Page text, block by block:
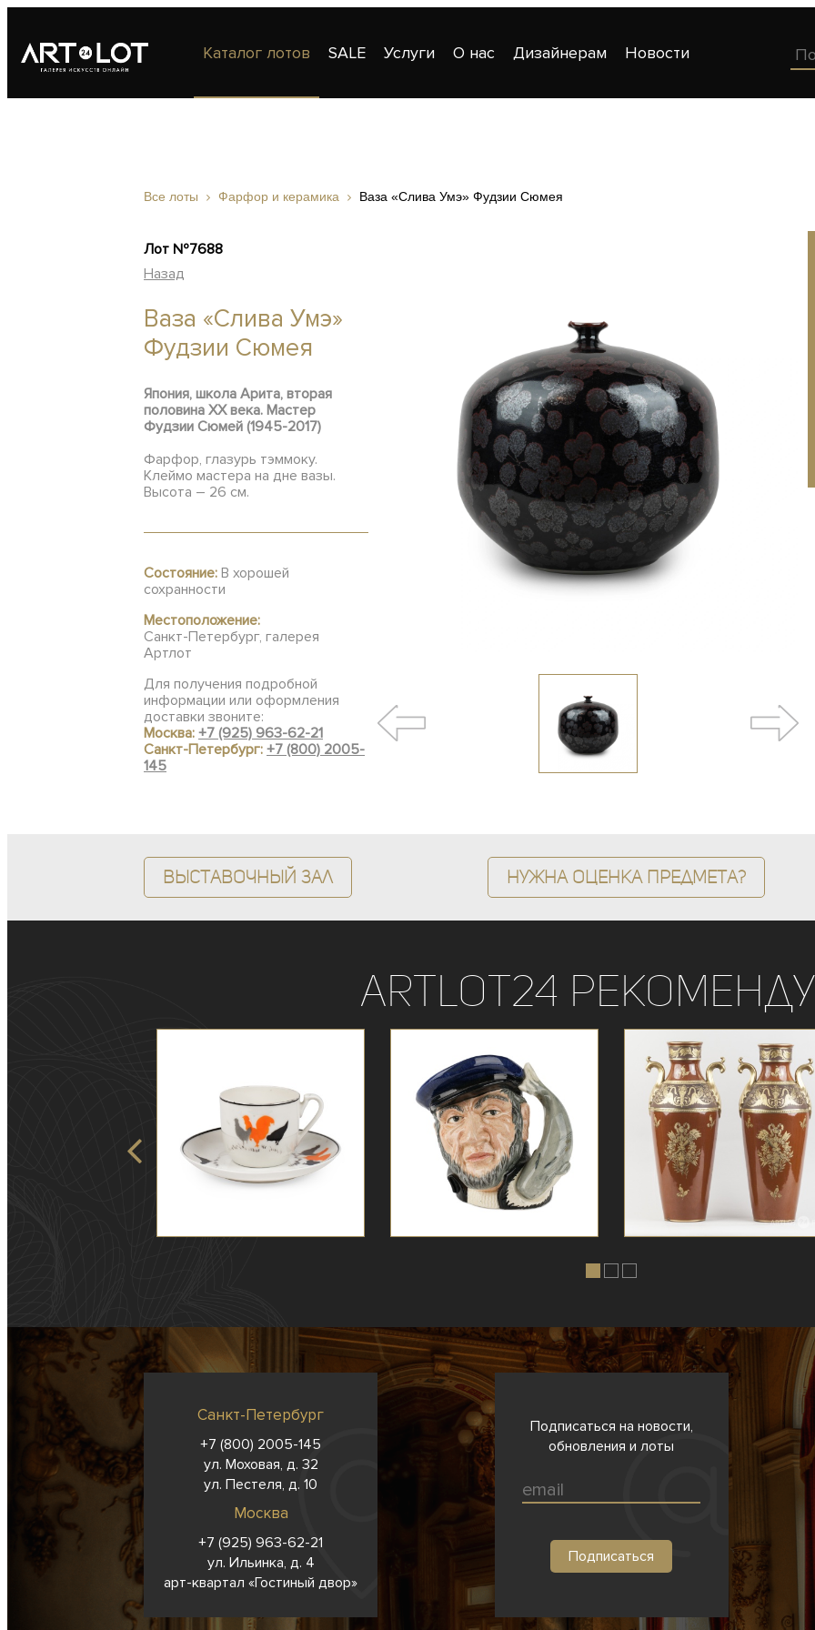
Каталог лотов SALE Услуги О нас Дизайнерам Новости
Все лоты Фарфор и керамика Ваза «Слива Умэ» Фудзии Сюмея
Лот №7688
Назад
Ваза «Слива Умэ»
Фудзии Сюмея
Япония, школа Арита, вторая
половина XX века. Мастер
Фудзии Сюмей (1945-2017)
Фарфор, глазурь тэммоку.
Клеймо мастера на дне вазы.
Высота – 26 см.
Состояние: В хорошей
сохранности
Местоположение:
Санкт-Петербург, галерея
Артлот
Для получения подробной
информации или оформления
доставки звоните:
Москва: +7 (925) 963-62-21
Санкт-Петербург: +7 (800) 2005-
145
Выставочный зал Нужна оценка предмета?
ArtLot24
Санкт-Петербург
+7 (800) 2005-145
ул. Моховая, д. 32
ул. Пестеля, д. 10
Москва
+7 (925) 963-62-21
ул. Ильинка, д. 4
арт-квартал «Гостиный двор»
Подписаться на новости,
обновления и лоты